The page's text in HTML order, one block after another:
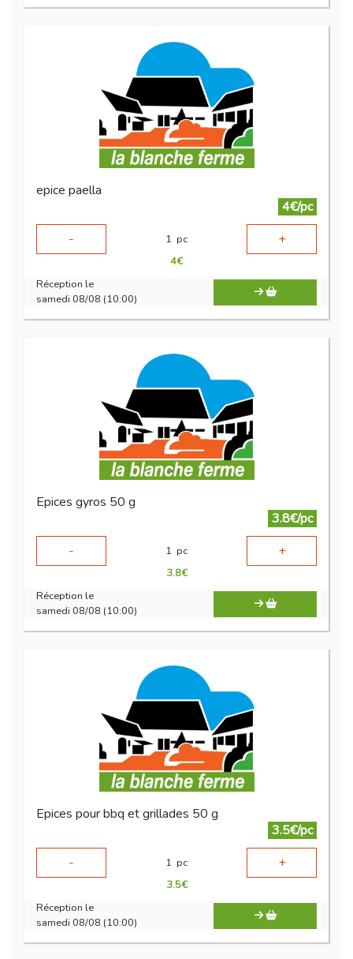
epice paella
4€/pc
-
1 pc +
4€
Réception le
samedi 08/08 (10:00)
Epices gyros 50 g
3.8€/pc
-
1 pc +
3.8€
Réception le
samedi 08/08 (10:00)
Epices pour bbq et grillades 50 g
3.5€/pc
-
1 pc +
3.5€
Réception le
samedi 08/08 (10:00)